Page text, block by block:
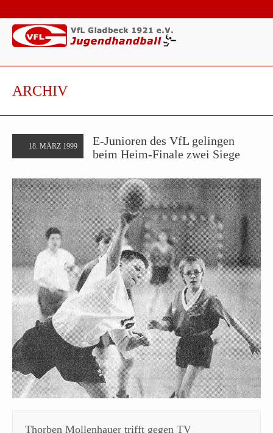
ARCHIV
18. MÄRZ 1999
E-Junioren des VfL gelingen
beim Heim-Finale zwei Siege
Thorben Mollenhauer trifft gegen TV